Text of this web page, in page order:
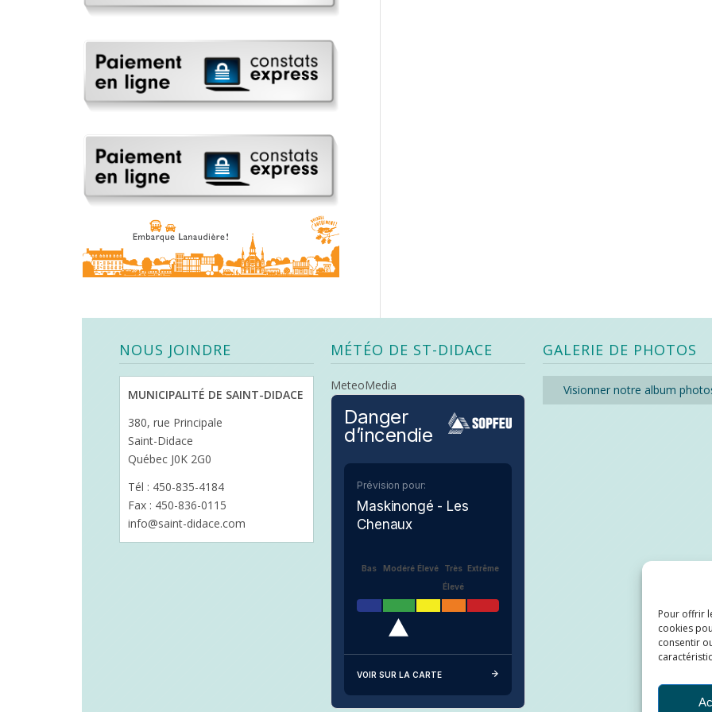
Pour offrir
cookies
consentir
NOUS JOINDRE
MUNICIPALITÉ DE SAINT-DIDACE
380, rue Principale
Saint-Didace
Québec J0K 2G0
Tél : 450-835-4184
Fax : 450-836-0115
info@saint-didace.com
MÉTÉO DE ST-DIDACE
MeteoMedia
Danger
d’incendie
Prévision pour:
Maskinongé - Les
Chenaux
Bas Modéré Élevé
Très
Élevé
Extrême
VOIR SUR LA CARTE
GALERIE DE PHOTOS
Visionner notre album